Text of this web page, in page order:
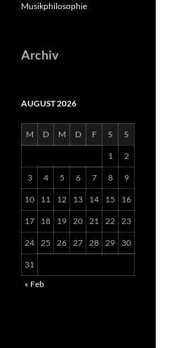
Musikphilosophie
Archiv
AUGUST 2026
M D M D F S S
1 2
3 4 5 6 7 8 9
10 11 12 13 14 15 16
17 18 19 20 21 22 23
24 25 26 27 28 29 30
31
« Feb